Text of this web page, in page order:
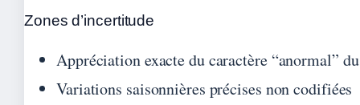
Zones d’incertitude
Appréciation exacte du caractère “anormal”
Variations saisonnières précises non codifiées